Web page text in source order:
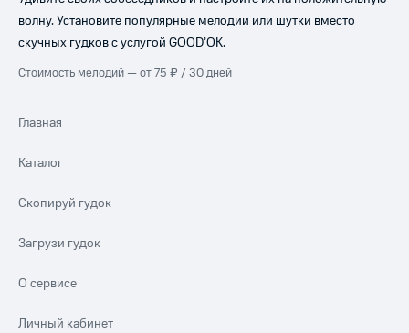
волну. Установите популярные мелодии или шутки вместо
скучных гудков с услугой GOOD’OK.
Стоимость мелодий — от 75 ₽ / 30 дней
Главная
Каталог
Скопируй гудок
Загрузи гудок
О сервисе
Личный кабинет